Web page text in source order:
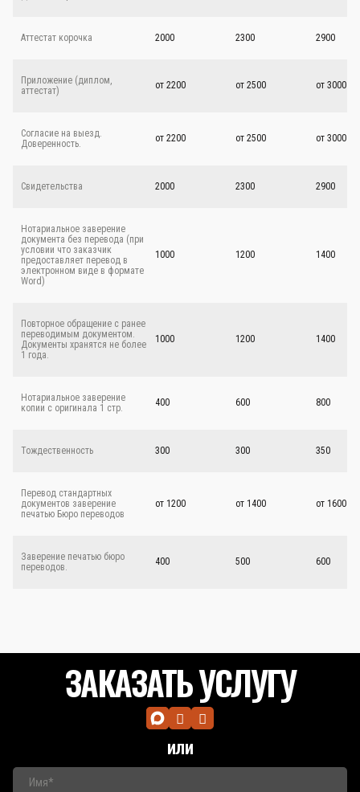
Аттестат корочка 2000 2300 2900
Приложение (диплом,
аттестат)
от 2200 от 2500 от 3000
Согласие на выезд.
Доверенность.
от 2200 от 2500 от 3000
Свидетельства 2000 2300 2900
Нотариальное заверение
документа без перевода (при
условии что заказчик
предоставляет перевод в
электронном виде в формате
Word)
1000 1200 1400
Повторное обращение с ранее
переводимым документом.
Документы хранятся не более
1 года.
1000 1200 1400
Нотариальное заверение
копии с оригинала 1 стр.
400 600 800
Тождественность 300 300 350
Перевод стандартных
документов заверение
печатью Бюро переводов
от 1200 от 1400 от 1600
Заверение печатью бюро
переводов.
400 500 600
ЗАКАЗАТЬ УСЛУГУ
или